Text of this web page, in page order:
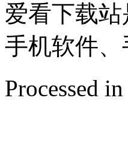
爱看下载
手机软件
Processed